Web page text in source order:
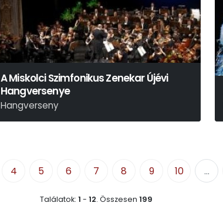
A Miskolci Szimfonikus Zenekar Újévi
Hangversenye
Hangverseny
4 5 6 7 8 9 10 ...
Találatok: 1 - 12. Összesen 199